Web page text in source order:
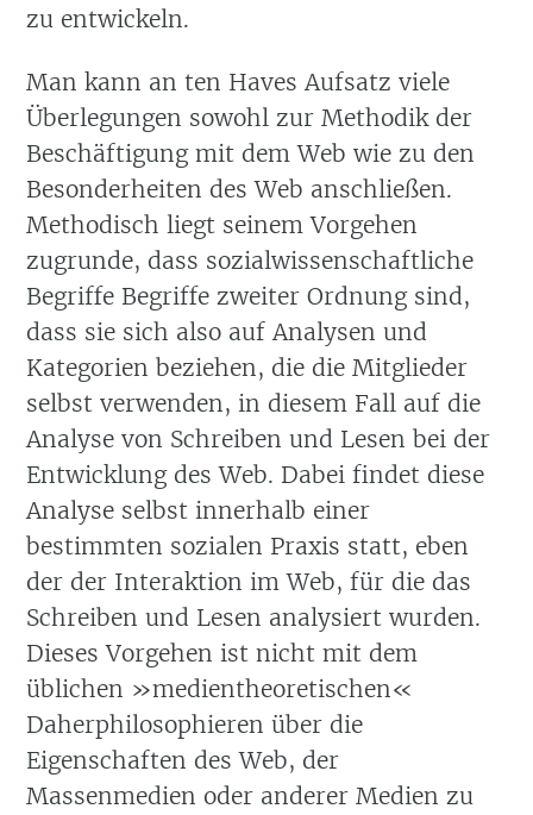
zu entwickeln.
Man kann an ten Haves Aufsatz viele
Überlegungen sowohl zur Methodik der
Beschäftigung mit dem Web wie zu den
Besonderheiten des Web anschließen.
Methodisch liegt seinem Vorgehen
zugrunde, dass sozialwissenschaftliche
Begriffe Begriffe zweiter Ordnung sind,
dass sie sich also auf Analysen und
Kategorien beziehen, die die Mitglieder
selbst verwenden, in diesem Fall auf die
Analyse von Schreiben und Lesen bei der
Entwicklung des Web. Dabei findet diese
Analyse selbst innerhalb einer
bestimmten sozialen Praxis statt, eben
der der Interaktion im Web, für die das
Schreiben und Lesen analysiert wurden.
Dieses Vorgehen ist nicht mit dem
üblichen »medientheoretischen«
Daherphilosophieren über die
Eigenschaften des Web, der
Massenmedien oder anderer Medien zu